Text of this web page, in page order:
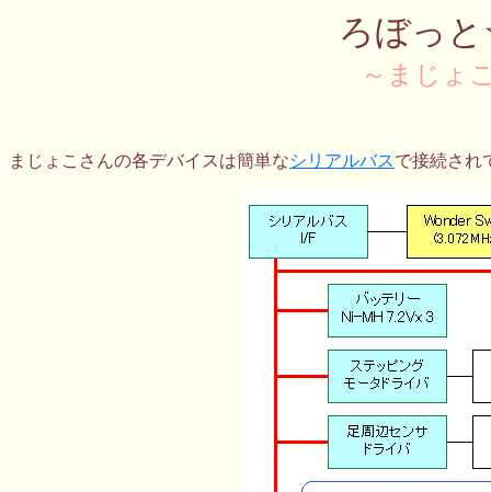
ろぼっ
～まじょ
まじょこさんの各デバイスは簡単なシリアルバスで接続され